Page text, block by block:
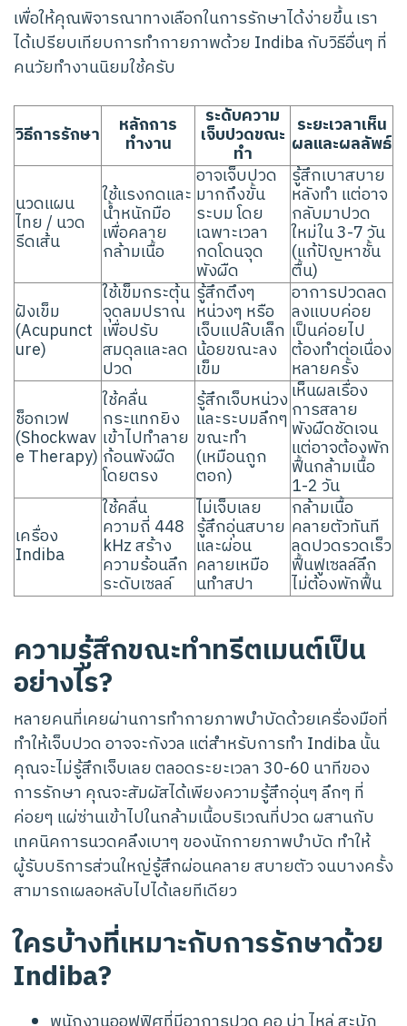
เพื่อให้คุณพิจารณาทางเลือกในการรักษาได้ง่ายขึ้น เรา
ได้เปรียบเทียบการทำกายภาพด้วย Indiba กับวิธีอื่นๆ ที่
คนวัยทำงานนิยมใช้ครับ
วิธีการรักษา หลักการ
ทำงาน
ระดับความ
เจ็บปวดขณะ
ทำ
ระยะเวลาเห็น
ผลและผลลัพธ์
นวดแผน
ไทย / นวด
รีดเส้น
ใช้แรงกดและ
น้ำหนักมือ
เพื่อคลาย
กล้ามเนื้อ
อาจเจ็บปวด
มากถึงขั้น
ระบม โดย
เฉพาะเวลา
กดโดนจุด
พังผืด
รู้สึกเบาสบาย
หลังทำ แต่อาจ
กลับมาปวด
ใหม่ใน 3-7 วัน
(แก้ปัญหาชั้น
ตื้น)
ฝังเข็ม
(Acupunct
ure)
ใช้เข็มกระตุ้น
จุดลมปราณ
เพื่อปรับ
สมดุลและลด
ปวด
รู้สึกตึงๆ
หน่วงๆ หรือ
เจ็บแปล๊บเล็ก
น้อยขณะลง
เข็ม
อาการปวดลด
ลงแบบค่อย
เป็นค่อยไป
ต้องทำต่อเนื่อง
หลายครั้ง
ช็อกเวฟ
(Shockwav
e Therapy)
ใช้คลื่น
กระแทกยิง
เข้าไปทำลาย
ก้อนพังผืด
โดยตรง
รู้สึกเจ็บหน่วง
และระบมลึกๆ
ขณะทำ
(เหมือนถูก
ตอก)
เห็นผลเรื่อง
การสลาย
พังผืดชัดเจน
แต่อาจต้องพัก
ฟื้นกล้ามเนื้อ
1-2 วัน
เครื่อง
Indiba
ใช้คลื่น
ความถี่ 448
kHz สร้าง
ความร้อนลึก
ระดับเซลล์
ไม่เจ็บเลย
รู้สึกอุ่นสบาย
และผ่อน
คลายเหมือ
นทำสปา
กล้ามเนื้อ
คลายตัวทันที
ลดปวดรวดเร็ว
ฟื้นฟูเซลล์ลึก
ไม่ต้องพักฟื้น
ความรู้สึกขณะทำทรีตเมนต์เป็น
อย่างไร?
หลายคนที่เคยผ่านการทำกายภาพบำบัดด้วยเครื่องมือที่
ทำให้เจ็บปวด อาจจะกังวล แต่สำหรับการทำ Indiba นั้น
คุณจะไม่รู้สึกเจ็บเลย ตลอดระยะเวลา 30-60 นาทีของ
การรักษา คุณจะสัมผัสได้เพียงความรู้สึกอุ่นๆ ลึกๆ ที่
ค่อยๆ แผ่ซ่านเข้าไปในกล้ามเนื้อบริเวณที่ปวด ผสานกับ
เทคนิคการนวดคลึงเบาๆ ของนักกายภาพบำบัด ทำให้
ผู้รับบริการส่วนใหญ่รู้สึกผ่อนคลาย สบายตัว จนบางครั้ง
สามารถเผลอหลับไปได้เลยทีเดียว
ใครบ้างที่เหมาะกับการรักษาด้วย
Indiba?